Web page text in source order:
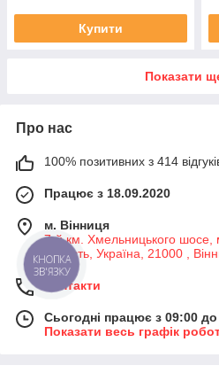
Купити
Показати
Про нас
100% позитивних з 414
Працює з 18.09.2020
м. Вінниця
7-й км. Хмельницького шосе,
область, Україна, 21000 ,
Контакти
Сьогодні працює з 09:00
Показати весь графік
КНОПКА
ЗВ'ЯЗКУ